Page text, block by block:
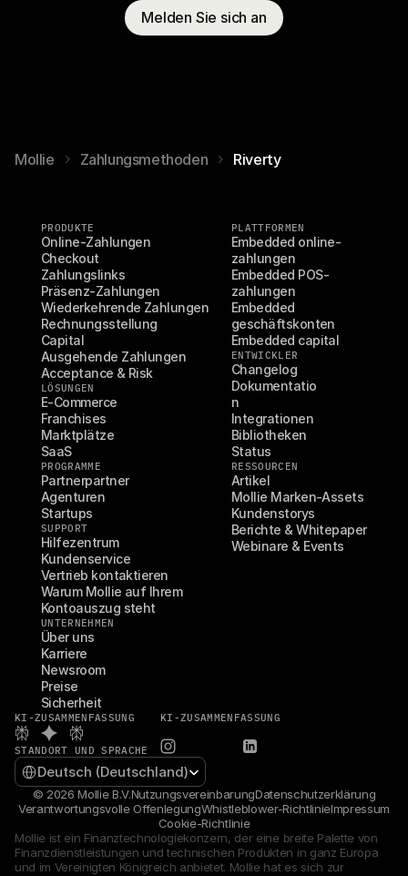
Melden Sie sich an
Mollie Zahlungsmethoden Riverty
PRODUKTE
Online-Zahlungen
Checkout
Zahlungslinks
Präsenz-Zahlungen
Wiederkehrende Zahlungen
Rechnungsstellung
Capital
Ausgehende Zahlungen
Acceptance & Risk
LÖSUNGEN
E-Commerce
Franchises
Marktplätze
SaaS
PROGRAMME
Partnerpartner
Agenturen
Startups
SUPPORT
Hilfezentrum
Kundenservice
Vertrieb kontaktieren
Warum Mollie auf Ihrem
Kontoauszug steht
UNTERNEHMEN
Über uns
Karriere
Newsroom
Preise
Sicherheit
PLATTFORMEN
Embedded online-
zahlungen
Embedded POS-
zahlungen
Embedded
geschäftskonten
Embedded capital
ENTWICKLER
Changelog
Dokumentatio
n
Integrationen
Bibliotheken
Status
RESSOURCEN
Artikel
Mollie Marken-Assets
Kundenstorys
Berichte & Whitepaper
Webinare & Events
KI-ZUSAMMENFASSUNG KI-ZUSAMMENFASSUNG
STANDORT UND SPRACHE
Select Language
Deutsch (Deutschland)
© 2026 Mollie B.V.NutzungsvereinbarungDatenschutzerklärung
Verantwortungsvolle OffenlegungWhistleblower-RichtlinieImpressum
Cookie-Richtlinie
Mollie ist ein Finanztechnologiekonzern, der eine breite Palette von
Finanzdienstleistungen und technischen Produkten in ganz Europa
und im Vereinigten Königreich anbietet. Mollie hat es sich zur